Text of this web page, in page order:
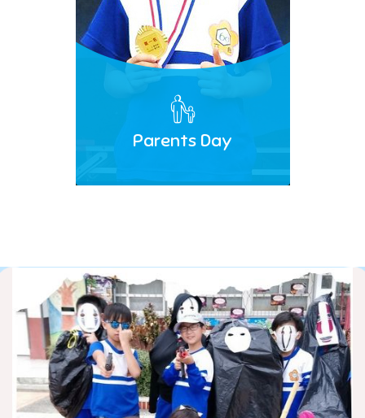
Parents Day